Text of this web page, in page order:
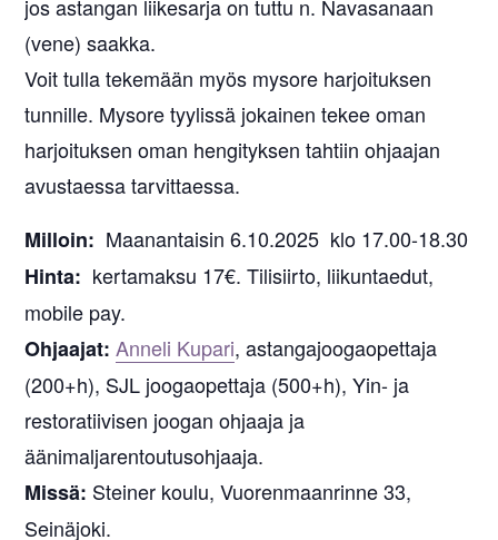
jos astangan liikesarja on tuttu n. Navasanaan
(vene) saakka.
Voit tulla tekemään myös mysore harjoituksen
tunnille. Mysore tyylissä jokainen tekee oman
harjoituksen oman hengityksen tahtiin ohjaajan
avustaessa tarvittaessa.
Milloin: Maanantaisin 6.10.2025 klo 17.00-18.30
Hinta: kertamaksu 17€. Tilisiirto, liikuntaedut,
mobile pay.
Ohjaajat:Anneli Kupari, astangajoogaopettaja
(200+h), SJL joogaopettaja (500+h), Yin- ja
restoratiivisen joogan ohjaaja ja
äänimaljarentoutusohjaaja.
Missä: Steiner koulu, Vuorenmaanrinne 33,
Seinäjoki.